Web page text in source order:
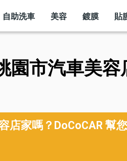
自助洗車 美容 鍍膜 貼
園市汽車美容
店家嗎？DoCoCAR 幫